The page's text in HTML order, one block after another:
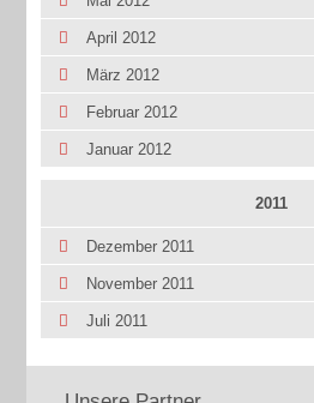
April 2012
März 2012
Februar 2012
Januar 2012
2011
Dezember 2011
November 2011
Juli 2011